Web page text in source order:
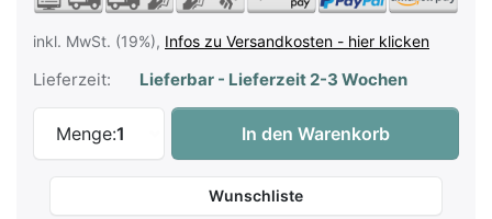
inkl. MwSt. (19%), Infos zu Versandkosten - hier klicken
Lieferzeit: Lieferbar - Lieferzeit 2-3 Wochen
Menge:1
Viscount Cantorum VI PLUS Keyboard
In den Warenkorb
Wunschliste